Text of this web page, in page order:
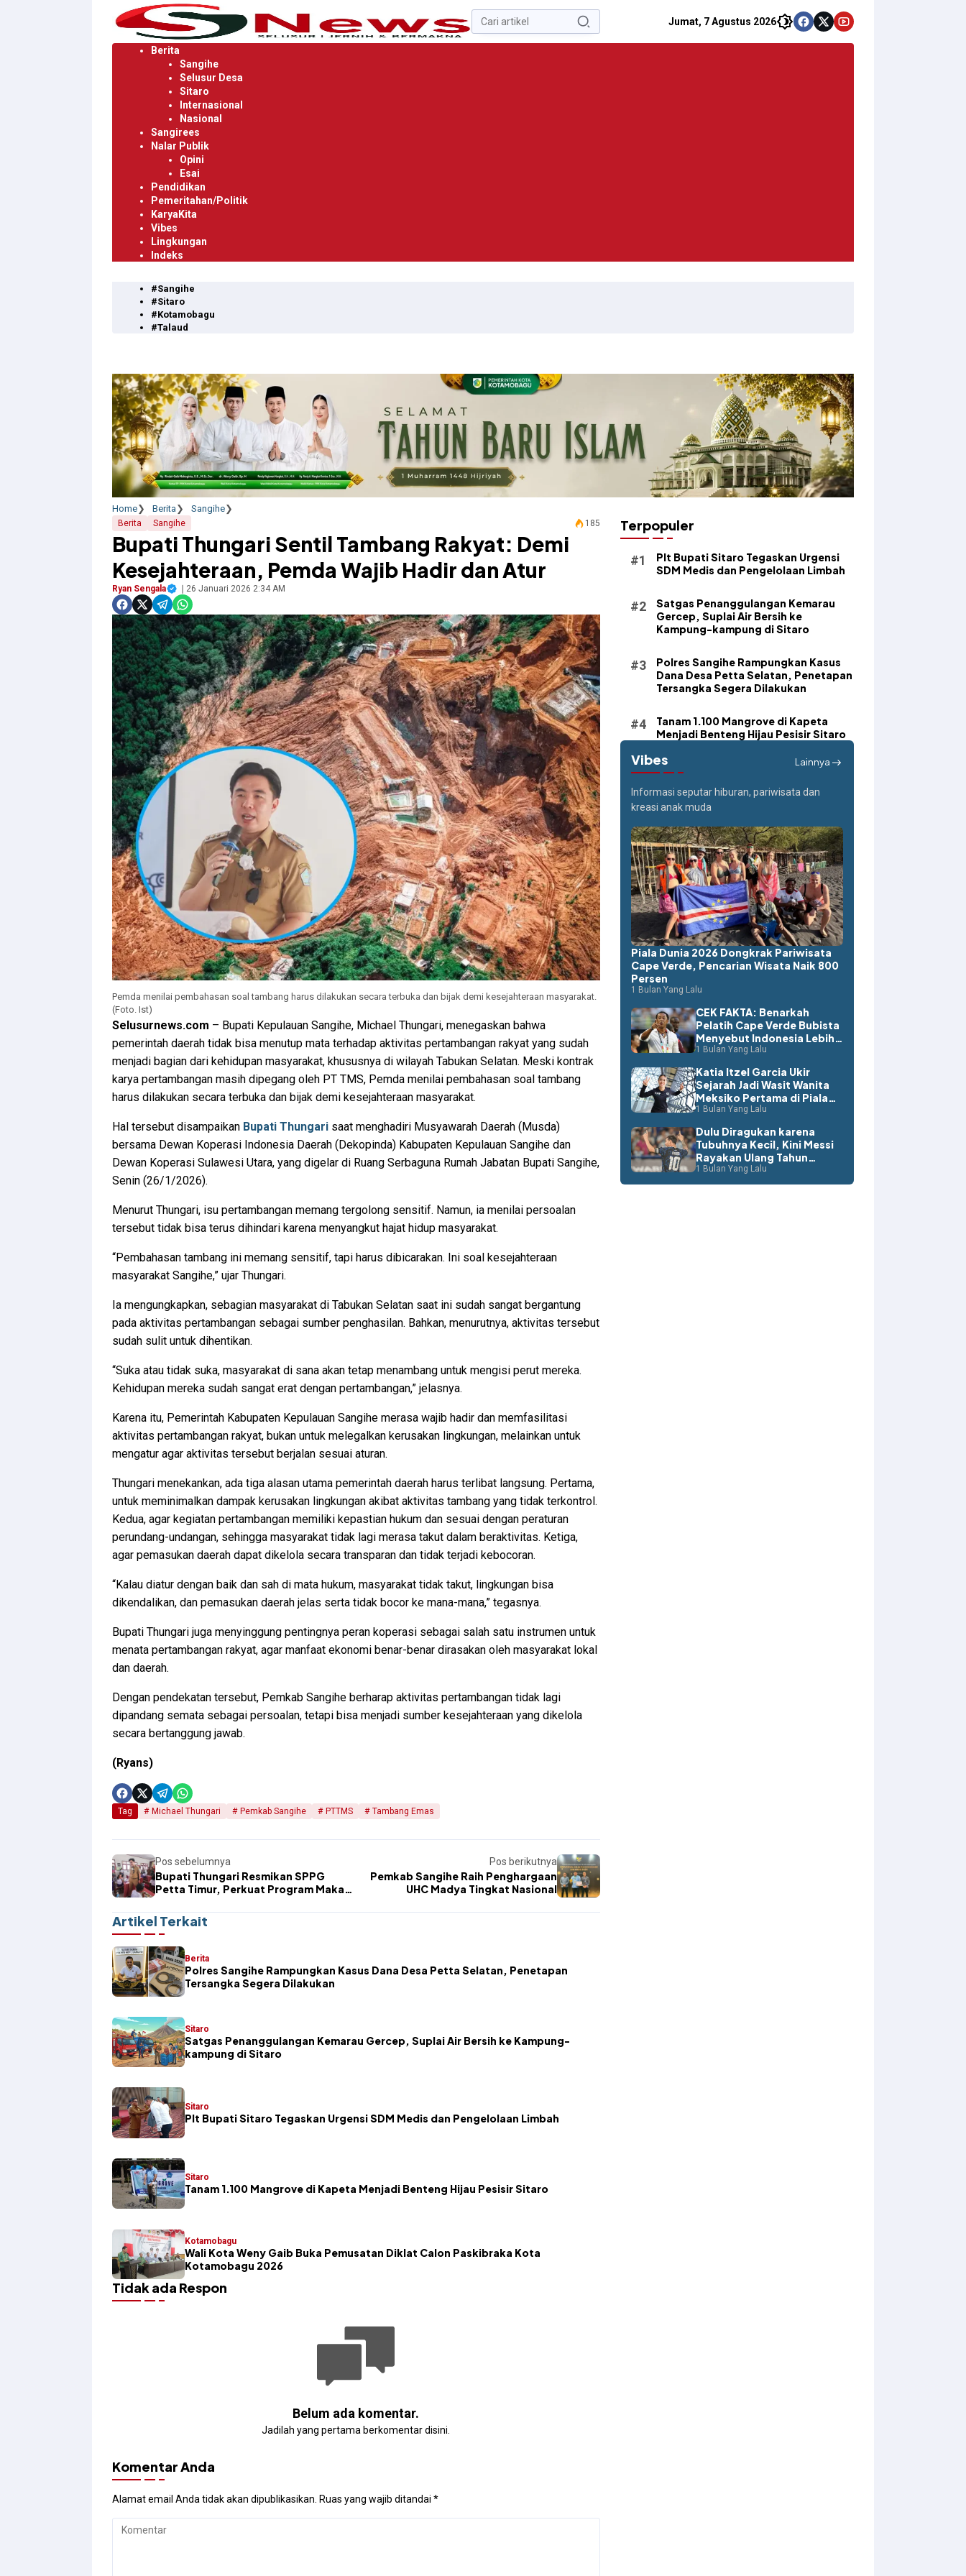
Langsung
Pencarian
untuk:
Jumat, 7 Agustus 2026
Berita
Sangihe
Selusur Desa
Sitaro
Internasional
Nasional
Sangirees
Nalar Publik
Opini
Esai
Pendidikan
Pemeritahan/Politik
KaryaKita
Vibes
Lingkungan
Indeks
#Sangihe
#Sitaro
#Kotamobagu
#Talaud
Home Berita Sangihe
Berita Sangihe 185
Bupati Thungari Sentil Tambang Rakyat: Demi
Kesejahteraan, Pemda Wajib Hadir dan Atur
Ryan Sengala 26 Januari 2026 2:34 AM
Pemda menilai pembahasan soal tambang harus dilakukan secara terbuka dan bijak demi kesejahteraan masyarakat.
(Foto. Ist)
Selusurnews.com – Bupati Kepulauan Sangihe, Michael Thungari, menegaskan bahwa
pemerintah daerah tidak bisa menutup mata terhadap aktivitas pertambangan rakyat yang sudah
menjadi bagian dari kehidupan masyarakat, khususnya di wilayah Tabukan Selatan. Meski kontrak
karya pertambangan masih dipegang oleh PT TMS, Pemda menilai pembahasan soal tambang
harus dilakukan secara terbuka dan bijak demi kesejahteraan masyarakat.
Hal tersebut disampaikan Bupati Thungari saat menghadiri Musyawarah Daerah (Musda)
bersama Dewan Koperasi Indonesia Daerah (Dekopinda) Kabupaten Kepulauan Sangihe dan
Dewan Koperasi Sulawesi Utara, yang digelar di Ruang Serbaguna Rumah Jabatan Bupati Sangihe,
Senin (26/1/2026).
Menurut Thungari, isu pertambangan memang tergolong sensitif. Namun, ia menilai persoalan
tersebut tidak bisa terus dihindari karena menyangkut hajat hidup masyarakat.
“Pembahasan tambang ini memang sensitif, tapi harus dibicarakan. Ini soal kesejahteraan
masyarakat Sangihe,” ujar Thungari.
Ia mengungkapkan, sebagian masyarakat di Tabukan Selatan saat ini sudah sangat bergantung
pada aktivitas pertambangan sebagai sumber penghasilan. Bahkan, menurutnya, aktivitas tersebut
sudah sulit untuk dihentikan.
“Suka atau tidak suka, masyarakat di sana akan tetap menambang untuk mengisi perut mereka.
Kehidupan mereka sudah sangat erat dengan pertambangan,” jelasnya.
Karena itu, Pemerintah Kabupaten Kepulauan Sangihe merasa wajib hadir dan memfasilitasi
aktivitas pertambangan rakyat, bukan untuk melegalkan kerusakan lingkungan, melainkan untuk
mengatur agar aktivitas tersebut berjalan sesuai aturan.
Thungari menekankan, ada tiga alasan utama pemerintah daerah harus terlibat langsung. Pertama,
untuk meminimalkan dampak kerusakan lingkungan akibat aktivitas tambang yang tidak terkontrol.
Kedua, agar kegiatan pertambangan memiliki kepastian hukum dan sesuai dengan peraturan
perundang-undangan, sehingga masyarakat tidak lagi merasa takut dalam beraktivitas. Ketiga,
agar pemasukan daerah dapat dikelola secara transparan dan tidak terjadi kebocoran.
“Kalau diatur dengan baik dan sah di mata hukum, masyarakat tidak takut, lingkungan bisa
dikendalikan, dan pemasukan daerah jelas serta tidak bocor ke mana-mana,” tegasnya.
Bupati Thungari juga menyinggung pentingnya peran koperasi sebagai salah satu instrumen untuk
menata pertambangan rakyat, agar manfaat ekonomi benar-benar dirasakan oleh masyarakat lokal
dan daerah.
Dengan pendekatan tersebut, Pemkab Sangihe berharap aktivitas pertambangan tidak lagi
dipandang semata sebagai persoalan, tetapi bisa menjadi sumber kesejahteraan yang dikelola
secara bertanggung jawab.
(Ryans)
Tag Michael Thungari Pemkab Sangihe PTTMS Tambang Emas
Pos sebelumnya
Bupati Thungari Resmikan SPPG
Petta Timur, Perkuat Program Makan
Pos berikutnya
Pemkab Sangihe Raih Penghargaan
UHC Madya Tingkat Nasional
Artikel Terkait
Berita
Polres Sangihe Rampungkan Kasus Dana Desa Petta Selatan, Penetapan
Tersangka Segera Dilakukan
Sitaro
Satgas Penanggulangan Kemarau Gercep, Suplai Air Bersih ke Kampung-
kampung di Sitaro
Sitaro
​Plt Bupati Sitaro Tegaskan Urgensi SDM Medis dan Pengelolaan Limbah
Sitaro
Tanam 1.100 Mangrove di Kapeta Menjadi Benteng Hijau Pesisir Sitaro
Kotamobagu
Wali Kota Weny Gaib Buka Pemusatan Diklat Calon Paskibraka Kota
Kotamobagu 2026
Tidak ada Respon
Belum ada komentar.
Jadilah yang pertama berkomentar disini.
Komentar Anda
Alamat email Anda tidak akan dipublikasikan. Ruas yang wajib ditandai *
Terpopuler
​Plt Bupati Sitaro Tegaskan Urgensi
SDM Medis dan Pengelolaan Limbah
Satgas Penanggulangan Kemarau
Gercep, Suplai Air Bersih ke
Kampung-kampung di Sitaro
Polres Sangihe Rampungkan Kasus
Dana Desa Petta Selatan, Penetapan
Tersangka Segera Dilakukan
Tanam 1.100 Mangrove di Kapeta
Menjadi Benteng Hijau Pesisir Sitaro
Vibes Lainnya
Informasi seputar hiburan, pariwisata dan
kreasi anak muda
Piala Dunia 2026 Dongkrak Pariwisata
Cape Verde, Pencarian Wisata Naik 800
Persen
1 Bulan Yang Lalu
CEK FAKTA: Benarkah
Pelatih Cape Verde Bubista
Menyebut Indonesia Lebih
Layak ke Piala Dunia?
1 Bulan Yang Lalu
Katia Itzel Garcia Ukir
Sejarah Jadi Wasit Wanita
Meksiko Pertama di Piala
Dunia
1 Bulan Yang Lalu
Dulu Diragukan karena
Tubuhnya Kecil, Kini Messi
Rayakan Ulang Tahun
dengan Rekor Dunia
1 Bulan Yang Lalu